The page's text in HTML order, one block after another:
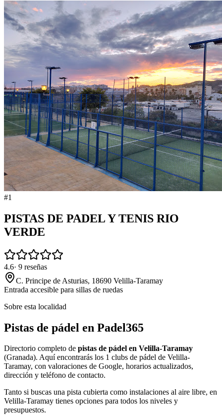
#1
PISTAS DE PADEL Y TENIS RIO
VERDE
4.6· 9 reseñas
C. Principe de Asturias, 18690 Velilla-Taramay
Entrada accesible para sillas de ruedas
Sobre esta localidad
Pistas de pádel en Padel365
Directorio completo de pistas de pádel en Velilla-Taramay
(Granada). Aquí encontrarás los 1 clubs de pádel de Velilla-
Taramay, con valoraciones de Google, horarios actualizados,
dirección y teléfono de contacto.
Tanto si buscas una pista cubierta como instalaciones al aire libre, en
Velilla-Taramay tienes opciones para todos los niveles y
presupuestos.